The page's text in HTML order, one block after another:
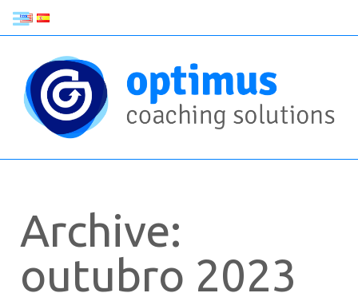
Archive:
outubro 2023